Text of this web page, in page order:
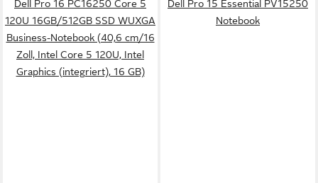
Dell Pro 16 PC16250 Core 5
120U 16GB/512GB SSD WUXGA
Business-Notebook (40,6 cm/16
Zoll, Intel Core 5 120U, Intel
Graphics (integriert), 16 GB)
Dell Pro 15 Essential PV15250
Notebook